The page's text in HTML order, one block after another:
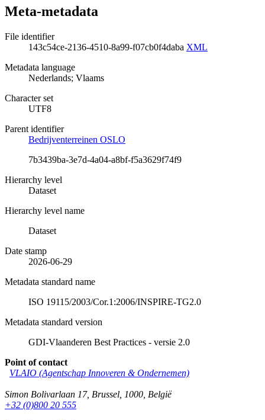
Meta-metadata
File identifier
143c54ce-2136-4510-8a99-f07cb0f4daba XML
Metadata language
Nederlands; Vlaams
Character set
UTF8
Parent identifier
Bedrijventerreinen OSLO
7b3439ba-3e7d-4a04-a8bf-f5a3629f74f9
Hierarchy level
Dataset
Hierarchy level name
Dataset
Date stamp
2026-06-29
Metadata standard name
ISO 19115/2003/Cor.1:2006/INSPIRE-TG2.0
Metadata standard version
GDI-Vlaanderen Best Practices - versie 2.0
Point of contact
VLAIO (Agentschap Innoveren & Ondernemen)
Simon Bolivarlaan 17, Brussel 1000 België
+32 (0)800 20 555